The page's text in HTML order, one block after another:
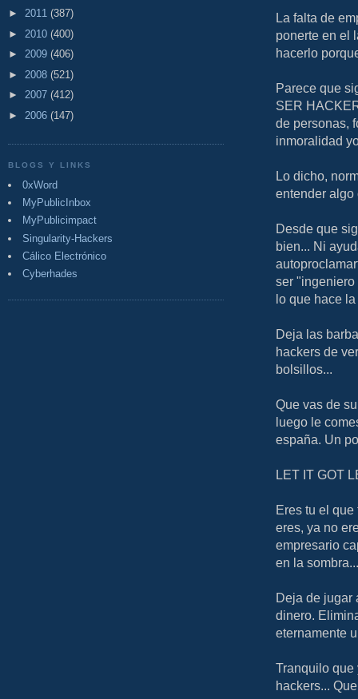
► 2011 (387)
► 2010 (400)
► 2009 (406)
► 2008 (521)
► 2007 (412)
► 2006 (147)
BLOGS Y LINKS
0xWord
MyPublicInbox
MyPublicimpact
Singularity-Hackers
Cálico Electrónico
Cyberhades
La falta de
ponerte en el
hacerlo
Parece que
SER
de personas,
inmoralidad
Lo dicho,
entender algo
Desde que
bien... Ni
ser
lo que hace
Deja las
hackers de
bolsillos...
Que vas de
luego le
españa. Un
LET IT GOT
Eres tu el
eres, ya no
empresario
en la
Deja de jugar
dinero.
eternamente
Tranquilo que
hackers...